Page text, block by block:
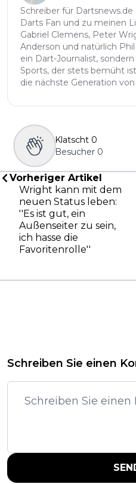
Schreiber für
Darts Fan und zu meinen
Gabriel Clemens, Peter
Anderson und natürlich
ein Dart-Journalist,
Sports, der stets bemüht
die nächste Generation
Klatscht 0
Besucher 0
Vorheriger Artikel
Wright kann mit dem
neuen Status leben:
''Es ist gut, ein
Außenseiter zu sein,
ich hasse die
Favoritenrolle''
Schreiben Sie einen